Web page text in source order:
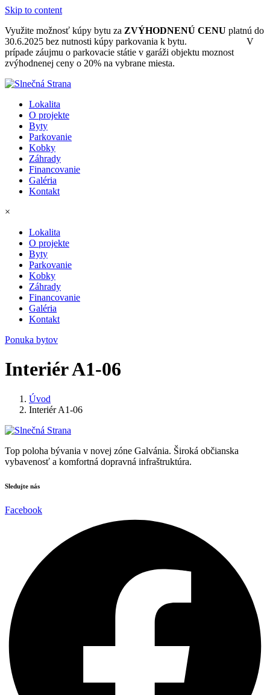
Skip to content
Využite možnosť kúpy bytu za ZVÝHODNENÚ CENU platnú do
30.6.2025 bez nutnosti kúpy parkovania k bytu.
V
prípade záujmu o parkovacie státie v garáži objektu moznost
zvýhodnenej ceny o 20% na vybrane miesta.
Lokalita
O projekte
Byty
Parkovanie
Kobky
Záhrady
Financovanie
Galéria
Kontakt
×
Lokalita
O projekte
Byty
Parkovanie
Kobky
Záhrady
Financovanie
Galéria
Kontakt
Ponuka bytov
Interiér A1-06
Úvod
Interiér A1-06
Top poloha bývania v novej zóne Galvánia. Široká občianska
vybavenosť a komfortná dopravná infraštruktúra.
Sledujte nás
Facebook